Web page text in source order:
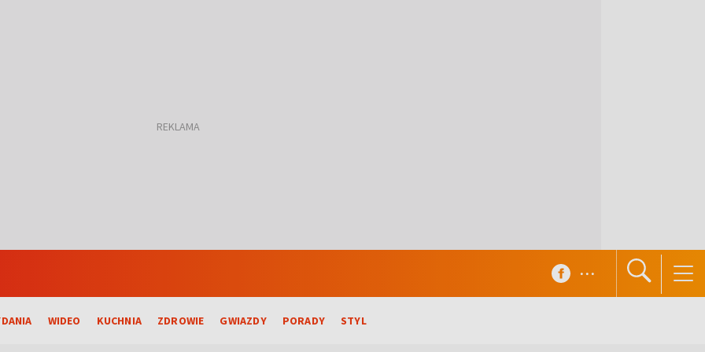
WIDEO KUCHNIA ZDROWIE GWIAZDY PORADY STYL
...